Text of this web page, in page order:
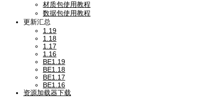
材质包使用教程
数据包使用教程
更新汇总
1.19
1.18
1.17
1.16
BE1.19
BE1.18
BE1.17
BE1.16
资源加载器下载